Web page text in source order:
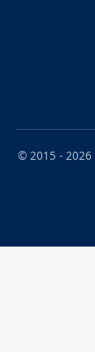
© 2015 - 2026